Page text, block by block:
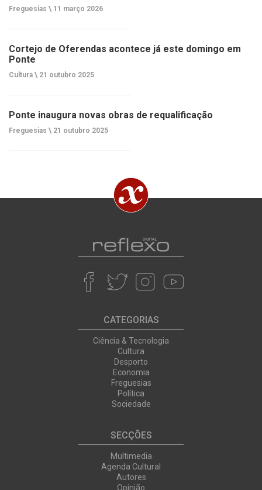
Freguesias \ 11 março 2026
Cortejo de Oferendas acontece já este domingo em
Ponte
Cultura \ 21 outubro 2025
Ponte inaugura novas obras de requalificação
Freguesias \ 21 outubro 2025
CATEGORIAS
Ciência & Tecnologia
Cultura
Desporto
Economia
Freguesias
Política
Sociedade
SECÇÕES
Multimedia
Agenda Cultural
Autores
Opinião